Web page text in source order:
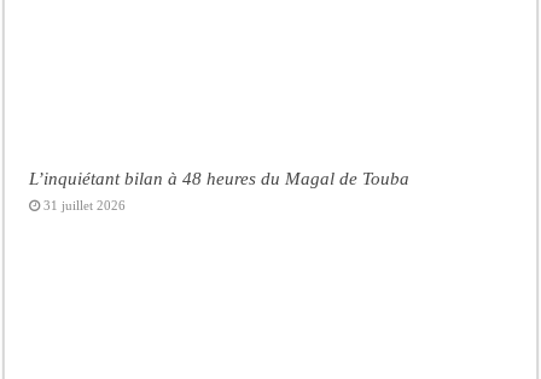
L’inquiétant bilan à 48 heures du Magal de Touba
31 juillet 2026